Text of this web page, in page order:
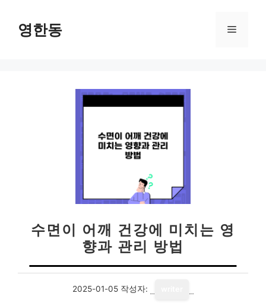
영한동 메
수면이 어깨 건강에 미치는 영
향과 관리 방법
2025-01-05 작성자: